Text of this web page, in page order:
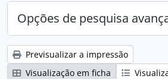
Opções de pesquisa
Previsualizar a impressão
Visualização em ficha